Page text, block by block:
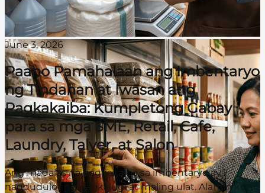
June 3, 2026
Paano Pamahalaan ang Imbentaryo
ng Tindahan at Iwasan ang
Pagkakaiba: Kumpletong Gabay
para sa mga SME, Retail, Cafe,
Laundry, Talyer, at Salon
Ang madalas na pagkakaiba sa imbentaryo ay
nagdudulot ng pagkalugi at maling ulat. Alamin kung